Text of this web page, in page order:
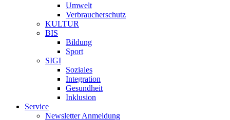
Umwelt
Verbraucherschutz
KULTUR
BIS
Bildung
Sport
SIGI
Soziales
Integration
Gesundheit
Inklusion
Service
Newsletter Anmeldung